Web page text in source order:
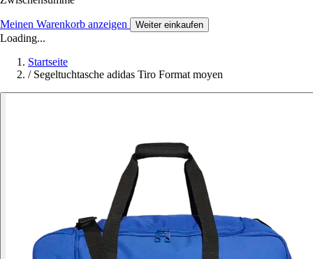
Meinen Warenkorb anzeigen Weiter einkaufen
Loading...
Startseite
/ Segeltuchtasche adidas Tiro Format moyen